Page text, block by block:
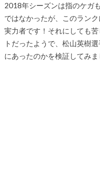
2018年シーズンは指のケガ
ではなかったが、このラン
実力者です！それにしても
トだったようで、松山英樹
にあったのかを検証してみま